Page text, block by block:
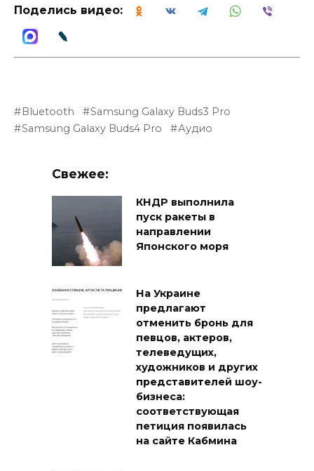
Поделись видео:
Bluetooth
Samsung Galaxy Buds3 Pro
Samsung Galaxy Buds4 Pro
Аудио
Свежее:
КНДР выполнила
пуск ракеты в
направлении
Японского моря
На Украине
предлагают
отменить бронь для
певцов, актеров,
телеведущих,
художников и других
представителей шоу-
бизнеса:
соответствующая
петиция появилась
на сайте Кабмина